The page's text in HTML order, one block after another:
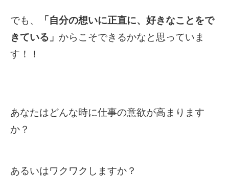
でも、
「自分の想いに正直に、好きなことをで
きている」 からこそできるかなと思っていま
す！！
あなたはどんな時に仕事の意欲が高まります
か？
あるいはワクワクしますか？